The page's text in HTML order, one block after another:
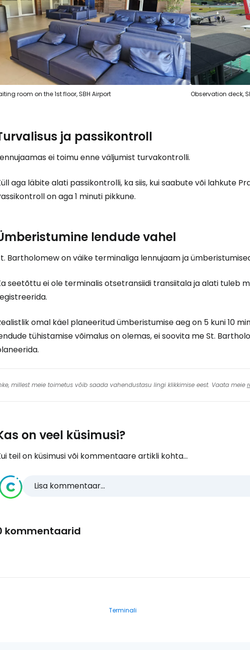
room on the 1st floor, SBH Airport Observation deck,
ja passikontroll
ei toimu enne väljumist turvakontrolli.
aga läbite alati passikontrolli, ka siis, kui saabute või lahkute
on aga 1 minuti pikkune.
lendude vahel
Bartholomew on väike terminaliga lennujaam ja
seetõttu ei ole terminalis otsetransiidi transiitala ja alati tuleb
omal käel planeeritud ümberistumise aeg on 5 kuni 10
tühistamise võimalus on olemas, ei soovita me St.
millest meie toimetus võib saada vahendustasu lingi klikkimise eest. Vaata meie
on veel küsimusi?
teil on küsimusi või kommentaare artikli kohta...
Lisa kommentaar...
kommentaarid
Terminali
Jätka
Jätkake